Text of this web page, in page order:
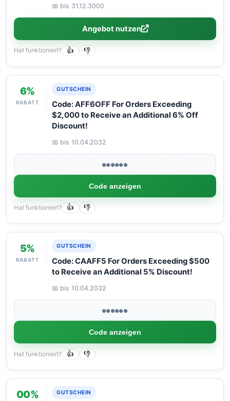
📅 bis 31.12.3000
Angebot nutzen
Hat funktioniert? 👍 👎
6%
RABATT
GUTSCHEIN
Code: AFF6OFF For Orders Exceeding
$2,000 to Receive an Additional 6% Off
Discount!
📅 bis 10.04.2032
●●●●●●
Code anzeigen
Hat funktioniert? 👍 👎
5%
RABATT
GUTSCHEIN
Code: CAAFF5 For Orders Exceeding $500
to Receive an Additional 5% Discount!
📅 bis 10.04.2032
●●●●●●
Code anzeigen
Hat funktioniert? 👍 👎
00% GUTSCHEIN